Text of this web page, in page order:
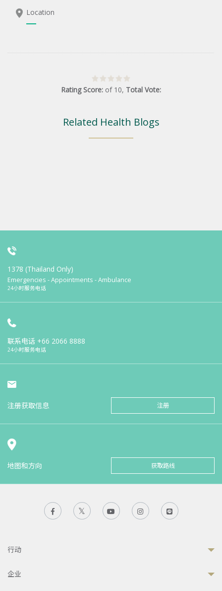
Location
Rating Score: of 10, Total Vote:
Related Health Blogs
1378 (Thailand Only)
Emergencies - Appointments - Ambulance
24小时服务电话
联系电话 +66 2066 8888
24小时服务电话
注册获取信息 注册
地图和方向 获取路线
行动
企业